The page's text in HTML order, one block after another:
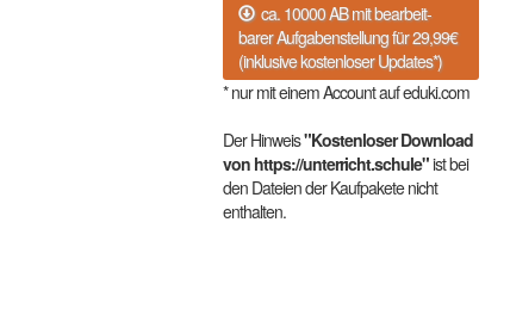
ca. 10000 AB mit bearbeit-
barer Aufgabenstellung für 29,99€
(inklusive kostenloser Updates*)
* nur mit einem Account auf eduki.com
Der Hinweis"Kostenloser Download
von https://unterricht.schule"ist bei
den Dateien der Kaufpakete nicht
enthalten.